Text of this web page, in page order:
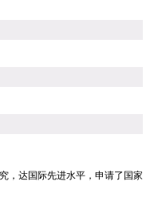
，达国际先进水平，申请了国家